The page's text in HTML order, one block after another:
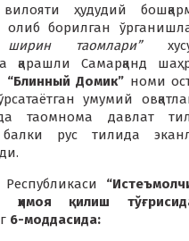
вилояти ҳудудий
олиб борилган
ширин таомлари”
қарашли Самарқанд
“Блинный Домик” номи
умумий
таомнома давлат
балки рус тилида
Республикаси
ҳимоя қилиш
6-моддасида: